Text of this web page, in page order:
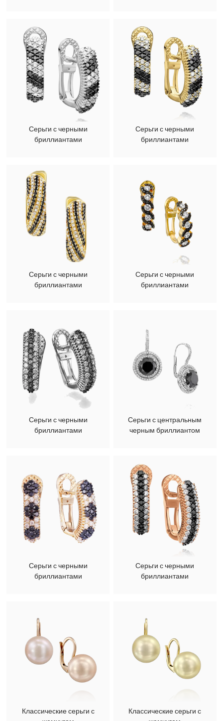
Серьги с черными
бриллиантами
Серьги с черными
бриллиантами
Серьги с черными
бриллиантами
Серьги с черными
бриллиантами
Серьги с черными
бриллиантами
Серьги с центральным
черным бриллиантом
Серьги с черными
бриллиантами
Серьги с черными
бриллиантами
Классические серьги с
Классические серьги с